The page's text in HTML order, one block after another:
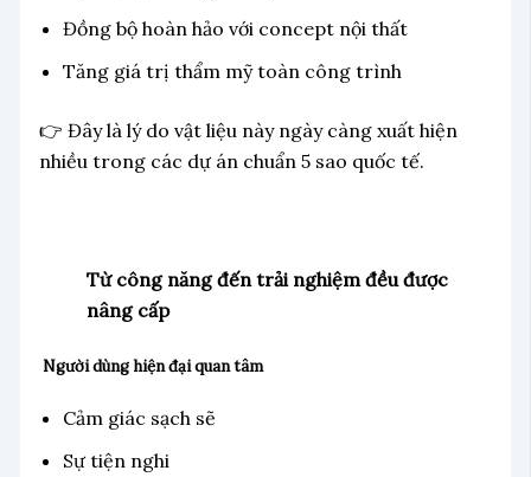
Đồng bộ hoàn hảo với concept nội thất
Tăng giá trị thẩm mỹ toàn công trình
👉 Đây là lý do vật liệu này ngày càng xuất hiện
nhiều trong các dự án chuẩn 5 sao quốc tế.
Từ công năng đến trải nghiệm đều được
nâng cấp
Người dùng hiện đại quan tâm
Cảm giác sạch sẽ
Sự tiện nghi